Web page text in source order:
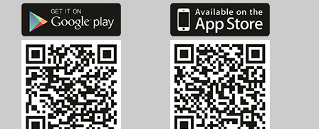
ΠΟΛΙΤΙΣΜΟΣ
ΑΝΘΕΚΤΙΚΗ
ΠΟΛΗ